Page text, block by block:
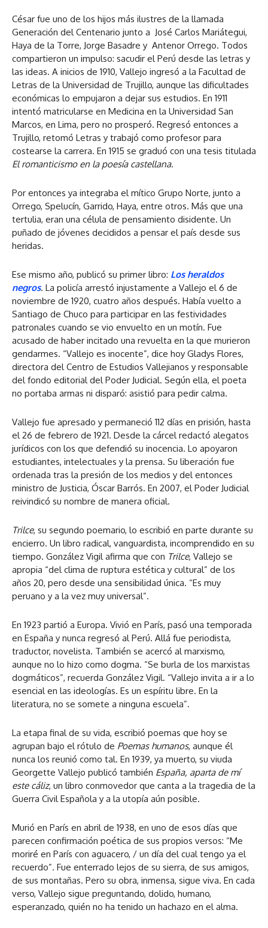
César fue uno de los hijos más ilustres de la llamada
Generación del Centenario junto a José Carlos Mariátegui,
Haya de la Torre, Jorge Basadre y Antenor Orrego. Todos
compartieron un impulso: sacudir el Perú desde las letras y
las ideas. A inicios de 1910, Vallejo ingresó a la Facultad de
Letras de la Universidad de Trujillo, aunque las dificultades
económicas lo empujaron a dejar sus estudios. En 1911
intentó matricularse en Medicina en la Universidad San
Marcos, en Lima, pero no prosperó. Regresó entonces a
Trujillo, retomó Letras y trabajó como profesor para
costearse la carrera. En 1915 se graduó con una tesis titulada
El romanticismo en la poesía castellana.
Por entonces ya integraba el mítico Grupo Norte, junto a
Orrego, Spelucín, Garrido, Haya, entre otros. Más que una
tertulia, eran una célula de pensamiento disidente. Un
puñado de jóvenes decididos a pensar el país desde sus
heridas.
Ese mismo año, publicó su primer libro: Los heraldos
negros. La policía arrestó injustamente a Vallejo el 6 de
noviembre de 1920, cuatro años después. Había vuelto a
Santiago de Chuco para participar en las festividades
patronales cuando se vio envuelto en un motín. Fue
acusado de haber incitado una revuelta en la que murieron
gendarmes. “Vallejo es inocente”, dice hoy Gladys Flores,
directora del Centro de Estudios Vallejianos y responsable
del fondo editorial del Poder Judicial. Según ella, el poeta
no portaba armas ni disparó: asistió para pedir calma.
Vallejo fue apresado y permaneció 112 días en prisión, hasta
el 26 de febrero de 1921. Desde la cárcel redactó alegatos
jurídicos con los que defendió su inocencia. Lo apoyaron
estudiantes, intelectuales y la prensa. Su liberación fue
ordenada tras la presión de los medios y del entonces
ministro de Justicia, Óscar Barrós. En 2007, el Poder Judicial
reivindicó su nombre de manera oficial.
Trilce, su segundo poemario, lo escribió en parte durante su
encierro. Un libro radical, vanguardista, incomprendido en su
tiempo. González Vigil afirma que con Trilce, Vallejo se
apropia “del clima de ruptura estética y cultural” de los
años 20, pero desde una sensibilidad única. “Es muy
peruano y a la vez muy universal”.
En 1923 partió a Europa. Vivió en París, pasó una temporada
en España y nunca regresó al Perú. Allá fue periodista,
traductor, novelista. También se acercó al marxismo,
aunque no lo hizo como dogma. “Se burla de los marxistas
dogmáticos”, recuerda González Vigil. “Vallejo invita a ir a lo
esencial en las ideologías. Es un espíritu libre. En la
literatura, no se somete a ninguna escuela”.
La etapa final de su vida, escribió poemas que hoy se
agrupan bajo el rótulo de Poemas humanos, aunque él
nunca los reunió como tal. En 1939, ya muerto, su viuda
Georgette Vallejo publicó también España, aparta de mí
este cáliz, un libro conmovedor que canta a la tragedia de la
Guerra Civil Española y a la utopía aún posible.
Murió en París en abril de 1938, en uno de esos días que
parecen confirmación poética de sus propios versos: “Me
moriré en París con aguacero, / un día del cual tengo ya el
recuerdo”. Fue enterrado lejos de su sierra, de sus amigos,
de sus montañas. Pero su obra, inmensa, sigue viva. En cada
verso, Vallejo sigue preguntando, dolido, humano,
esperanzado, quién no ha tenido un hachazo en el alma.